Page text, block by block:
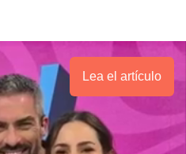
Lea el artículo